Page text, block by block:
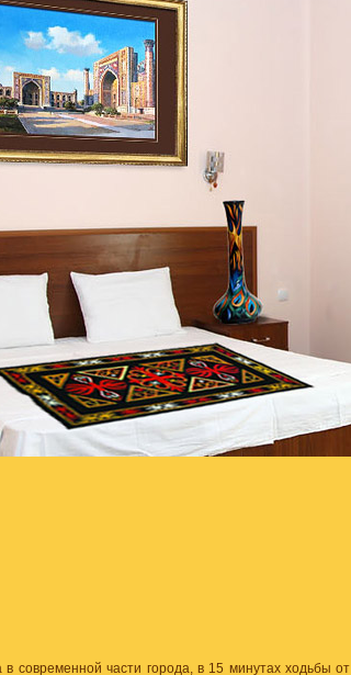
современной части города, в 15 минутах ходьбы от